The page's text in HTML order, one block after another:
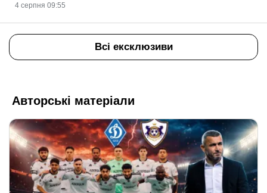
4 серпня 09:55
Всі ексклюзиви
Авторські матеріали